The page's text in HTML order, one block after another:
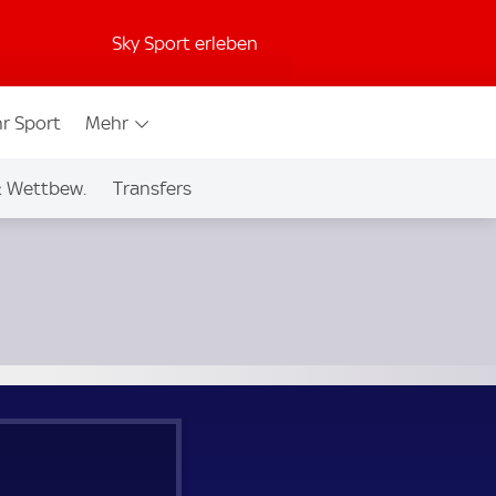
Sky Sport erleben
Sport Mehr
Wettbew. Transfers